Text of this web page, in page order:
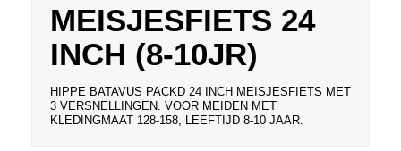
MEISJESFIETS 24
INCH (8-10JR)
HIPPE BATAVUS PACKD 24 INCH MEISJESFIETS MET
3 VERSNELLINGEN. VOOR MEIDEN MET
KLEDINGMAAT 128-158, LEEFTIJD 8-10 JAAR.